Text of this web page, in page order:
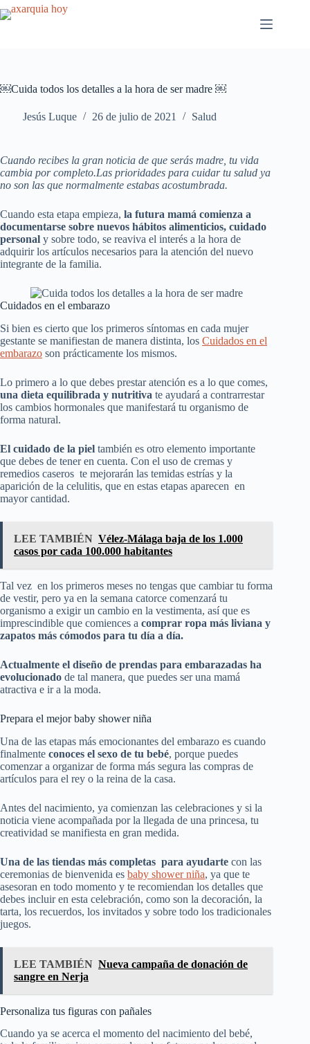
Saltar
al
￼Cuida todos los detalles a la hora de ser madre ￼
Jesús Luque 26 de julio de 2021 Salud
Cuando recibes la gran noticia de que serás madre, tu vida
cambia por completo.Las prioridades para cuidar tu salud ya
no son las que normalmente estabas acostumbrada.
Cuando esta etapa empieza, la futura mamá comienza a
documentarse sobre nuevos hábitos alimenticios, cuidado
personal y sobre todo, se reaviva el interés a la hora de
adquirir los artículos necesarios para la atención del nuevo
integrante de la familia.
Cuidados en el embarazo
Si bien es cierto que los primeros síntomas en cada mujer
gestante se manifiestan de manera distinta, los Cuidados en el
embarazo son prácticamente los mismos.
Lo primero a lo que debes prestar atención es a lo que comes,
una dieta equilibrada y nutritiva te ayudará a contrarrestar
los cambios hormonales que manifestará tu organismo de
forma natural.
El cuidado de la piel también es otro elemento importante
que debes de tener en cuenta. Con el uso de cremas y
remedios caseros te mejorarán las temidas estrías y la
aparición de la celulitis, que en estas etapas aparecen en
mayor cantidad.
LEE TAMBIÉN Vélez-Málaga baja de los 1.000
casos por cada 100.000 habitantes
Tal vez en los primeros meses no tengas que cambiar tu forma
de vestir, pero ya en la semana catorce comenzará tu
organismo a exigir un cambio en la vestimenta, así que es
imprescindible que comiences a comprar ropa más liviana y
zapatos más cómodos para tu día a día.
Actualmente el diseño de prendas para embarazadas ha
evolucionado de tal manera, que puedes ser una mamá
atractiva e ir a la moda.
Prepara el mejor baby shower niña
Una de las etapas más emocionantes del embarazo es cuando
finalmente conoces el sexo de tu bebé, porque puedes
comenzar a organizar de forma más segura las compras de
artículos para el rey o la reina de la casa.
Antes del nacimiento, ya comienzan las celebraciones y si la
noticia viene acompañada por la llegada de una princesa, tu
creatividad se manifiesta en gran medida.
Una de las tiendas más completas para ayudarte con las
ceremonias de bienvenida es baby shower niña, ya que te
asesoran en todo momento y te recomiendan los detalles que
debes incluir en esta celebración, como son la decoración, la
tarta, los recuerdos, los invitados y sobre todo los tradicionales
juegos.
LEE TAMBIÉN Nueva campaña de donación de
sangre en Nerja
Personaliza tus figuras con pañales
Cuando ya se acerca el momento del nacimiento del bebé,